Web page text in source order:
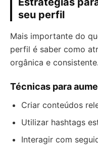
seu perfil
Mais importante do
perfil é saber como
orgânica e consistente.
Técnicas para
Criar conteúdos
Utilizar hashtags
Interagir com